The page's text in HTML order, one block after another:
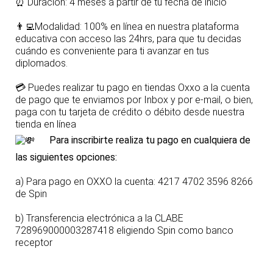
👨‍💻Modalidad: 100% en línea en nuestra plataforma
educativa con acceso las 24hrs, para que tu decidas
cuándo es conveniente para ti avanzar en tus
diplomados.
💳 Puedes realizar tu pago en tiendas Oxxo a la cuenta
de pago que te enviamos por Inbox y por e-mail, o bien,
paga con tu tarjeta de crédito o débito desde nuestra
tienda en línea
Para inscribirte realiza tu pago en cualquiera de
las siguientes opciones:
a) Para pago en OXXO la cuenta: 4217 4702 3596 8266
de Spin
b) Transferencia electrónica a la CLABE
728969000003287418 eligiendo Spin como banco
receptor